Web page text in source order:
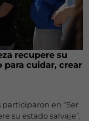
recupere su
para cuidar, crear
en “Ser
su estado salvaje”,